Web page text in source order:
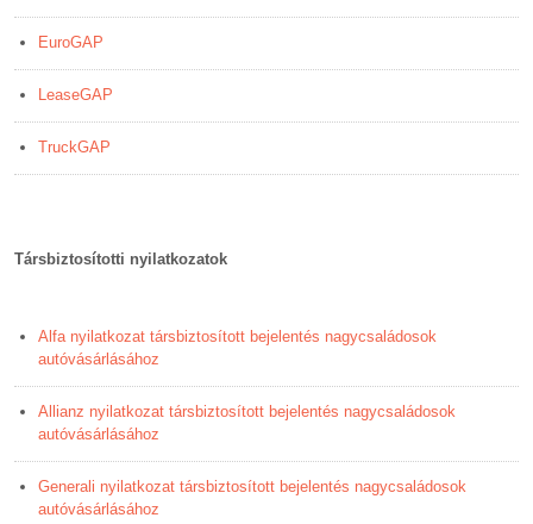
EuroGAP
LeaseGAP
TruckGAP
Társbiztosítotti nyilatkozatok
Alfa nyilatkozat társbiztosított bejelentés nagycsaládosok
autóvásárlásához
Allianz nyilatkozat társbiztosított bejelentés nagycsaládosok
autóvásárlásához
Generali nyilatkozat társbiztosított bejelentés nagycsaládosok
autóvásárlásához